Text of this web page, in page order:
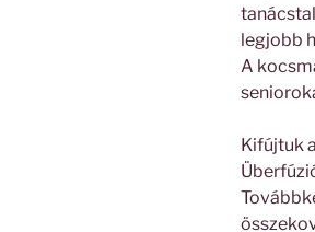
legjobb
A
Kifújtuk